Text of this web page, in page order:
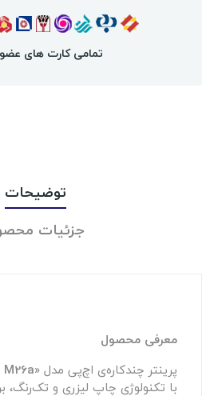
تمامی کارت های
توضیحات
جزئیات
معرفی محصول
پرینتر چندکاره‌ی اچ‌پی مدل«Laserjet Pro MFP M26a»
با تکنولوژی چاپ لیزری و تک‌رنگ،